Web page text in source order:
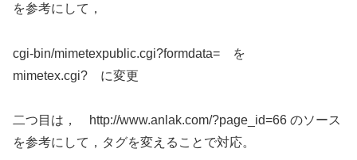
を参考にして，
cgi-bin/mimetexpublic.cgi?formdata= を
mimetex.cgi? に変更
二つ目は， http://www.anlak.com/?page_id=66 のソース
を参考にして，タグを変えることで対応。